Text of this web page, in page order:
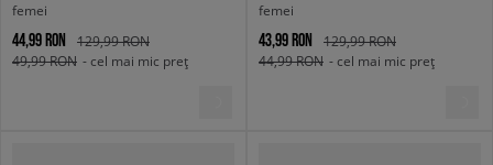
femei
44,99 RON
129,99 RON
49,99 RON - cel mai mic preț
femei
43,99 RON
129,99 RON
44,99 RON - cel mai mic preț